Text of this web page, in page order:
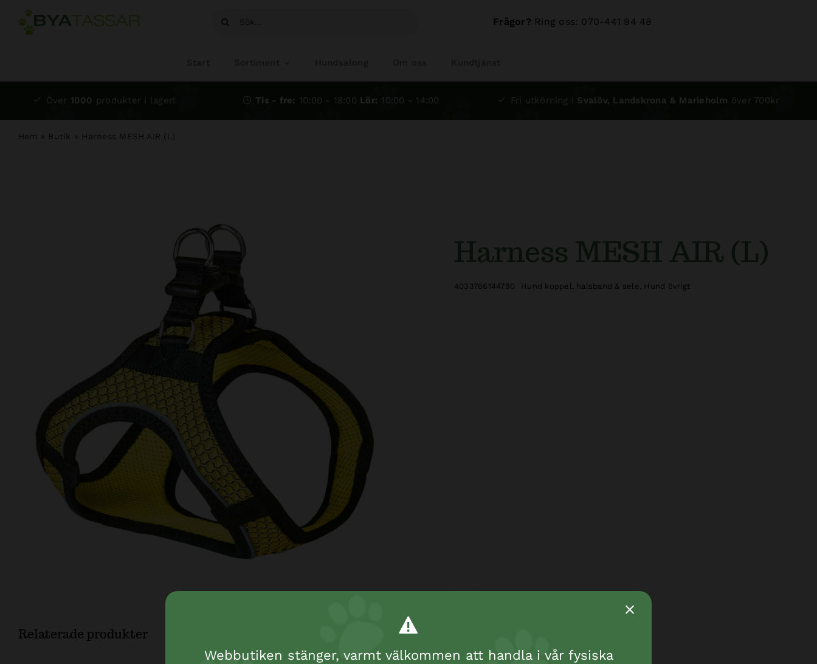
Fortsätt
Sök
Frågor? Ring oss: 070-441 94 48
Över 1000 produkter i lager! Tis - fre: 10:00 - 18:00 Lör: 10:00 - 14:00 Fri utkörning i Svalöv, Landskrona & Marieholm över 700kr
Hem » Butik » Harness MESH AIR (L)
Harness MESH AIR (L)
4033766144790 Hund koppel, halsband & sele Hund övrigt
Relaterade produkter
Webbutiken stänger, varmt välkommen att handla i vår fysiska